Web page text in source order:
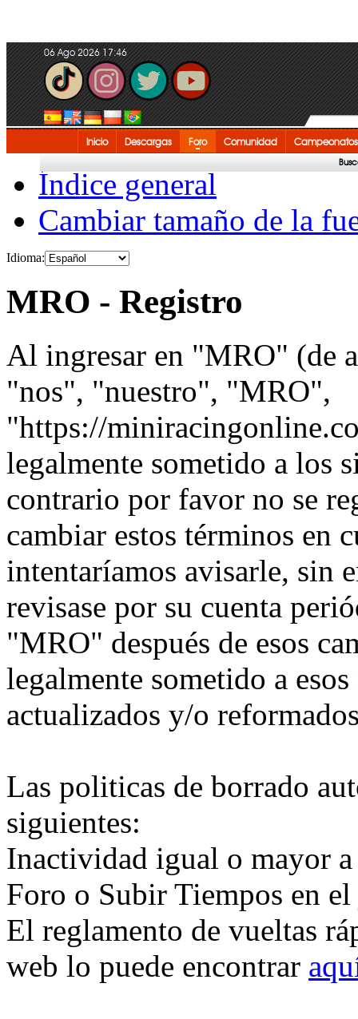
06 Ago 2026 17:46
Inicio Descargas Foro Comunidad Campeonatos
Índice general
Cambiar tamaño de la
Idioma:
MRO - Registro
Al ingresar en "MRO" (de
"nos", "nuestro", "MRO",
"https://
legalmente sometido a los
contrario por favor no se
cambiar estos términos en
intentaríamos avisarle, sin
revisase por su cuenta
"MRO" después de esos
legalmente sometido a
actualizados y/o
Las politicas de borrado
siguientes:
Inactividad igual o mayor a
Foro o Subir Tiempos en
El reglamento de vueltas
web lo puede encontrar